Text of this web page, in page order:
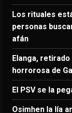
Los rituales
personas
afán
Elanga,
horrorosa de
El PSV se la
Osimhen la lía